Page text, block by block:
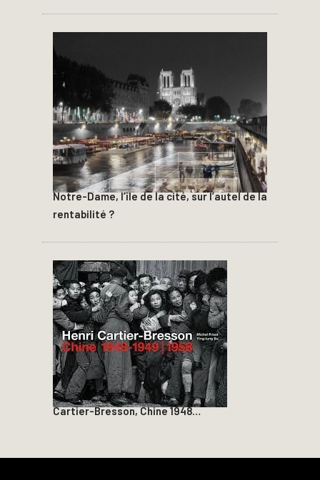
Notre-Dame, l’île de la cité, sur l’autel de la
rentabilité ?
Cartier-Bresson, Chine 1948…